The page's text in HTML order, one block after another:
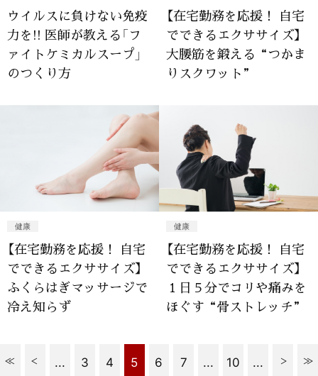
ウイルスに負けない免疫
力を!! 医師が教える「フ
ァイトケミカルスープ」
のつくり方
【在宅勤務を応援！ 自宅
でできるエクササイズ】
大腰筋を鍛える“つかま
りスクワット”
健康
【在宅勤務を応援！ 自宅
でできるエクササイズ】
ふくらはぎマッサージで
冷え知らず
健康
【在宅勤務を応援！ 自宅
でできるエクササイズ】
１日５分でコリや痛みを
ほぐす“骨ストレッチ”
... 3 4 5 6 7 ... 10 ...